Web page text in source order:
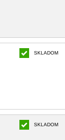
SKLADOM
SKLADOM